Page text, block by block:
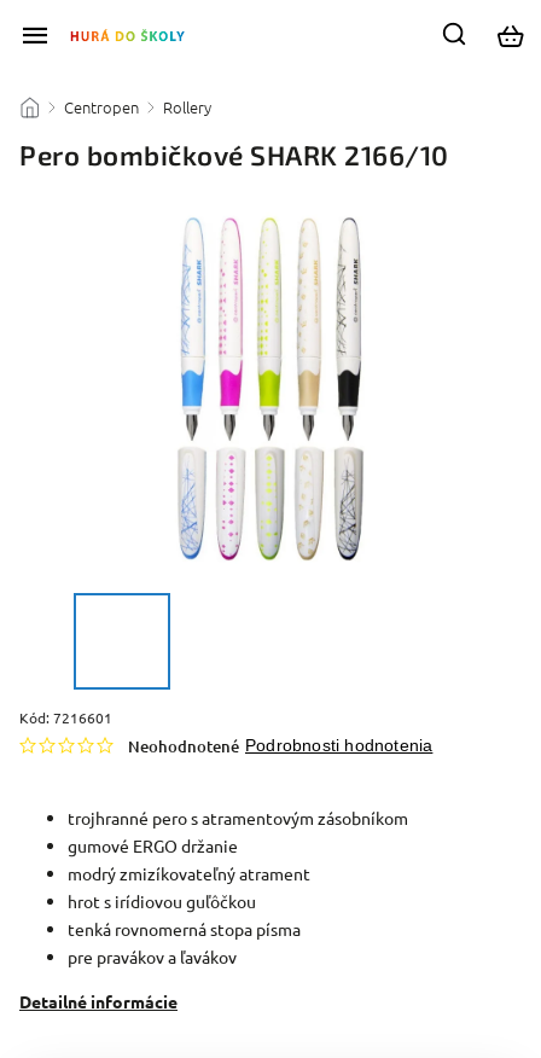
/ Centropen / Rollery
Pero bombičkové SHARK 2166/10
Kód:7216601
Neohodnotené Podrobnosti hodnotenia
trojhranné pero s atramentovým zásobníkom
gumové ERGO držanie
modrý zmizíkovateľný atrament
hrot s irídiovou guľôčkou
tenká rovnomerná stopa písma
pre pravákov a ľavákov
Detailné informácie